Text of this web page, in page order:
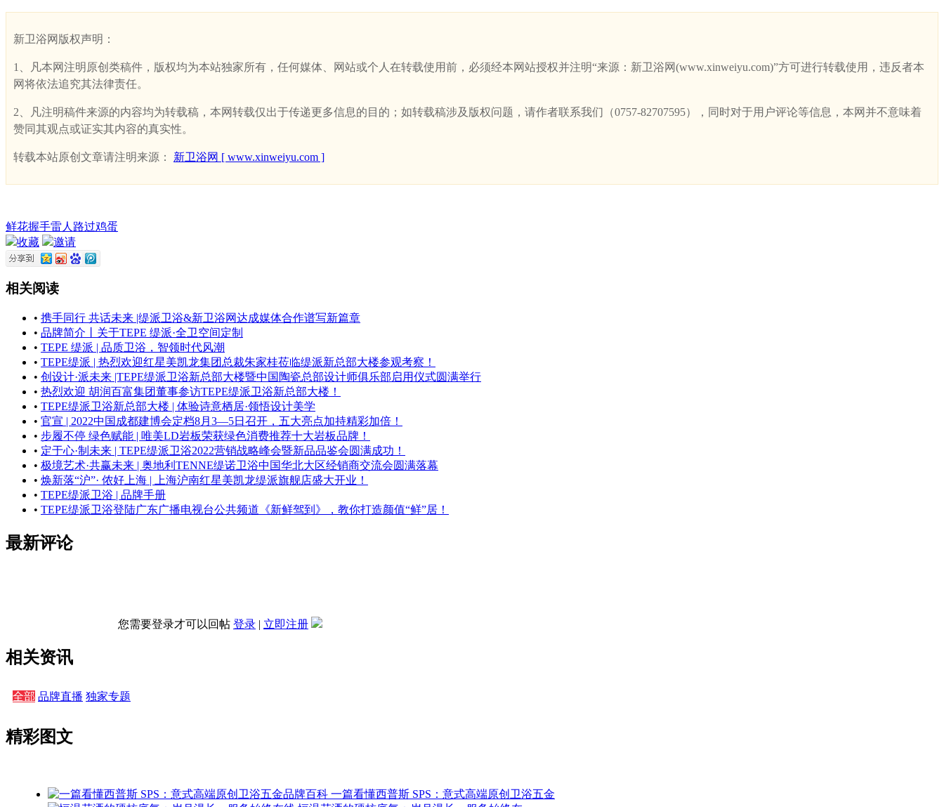
新卫浴网版权声明：
1、凡本网注明原创类稿件，版权均为本站独家所有，任何媒体、网站或个人在转载使用前，必须经本网站授权并注明“来源：新卫浴网(www.xinweiyu.com)”方可进行转载使用，违反者本
网将依法追究其法律责任。
2、凡注明稿件来源的内容均为转载稿，本网转载仅出于传递更多信息的目的；如转载稿涉及版权问题，请作者联系我们（0757-82707595），同时对于用户评论等信息，本网并不意味着
赞同其观点或证实其内容的真实性。
转载本站原创文章请注明来源： 新卫浴网 [ www.xinweiyu.com ]
鲜花握手雷人 路过鸡蛋
收藏
邀请
相关阅读
• 携手同行 共话未来 |缇派卫浴&新卫浴网达成媒体合作谱写新篇章
• 品牌简介丨关于TEPE 缇派·全卫空间定制
• TEPE 缇派 | 品质卫浴，智领时代风潮
• TEPE缇派 | 热烈欢迎红星美凯龙集团总裁朱家桂莅临缇派新总部大楼参观考察！
• 创设计·派未来 |TEPE缇派卫浴新总部大楼暨中国陶瓷总部设计师俱乐部启用仪式圆满举行
• 热烈欢迎 胡润百富集团董事参访TEPE缇派卫浴新总部大楼！
• TEPE缇派卫浴新总部大楼 | 体验诗意栖居·领悟设计美学
• 官宣 | 2022中国成都建博会定档8月3—5日召开，五大亮点加持精彩加倍！
• 步履不停 绿色赋能 | 唯美LD岩板荣获绿色消费推荐十大岩板品牌！
• 定于心·制未来 | TEPE缇派卫浴2022营销战略峰会暨新品品鉴会圆满成功！
• 极境艺术·共赢未来 | 奥地利TENNE缇诺卫浴中国华北大区经销商交流会圆满落幕
• 焕新落“沪”· 侬好上海 | 上海沪南红星美凯龙缇派旗舰店盛大开业！
• TEPE缇派卫浴 | 品牌手册
• TEPE缇派卫浴登陆广东广播电视台公共频道《新鲜驾到》，教你打造颜值“鲜”居！
最新评论
您需要登录才可以回帖 登录 | 立即注册
相关资讯
全部 品牌直播 独家专题
精彩图文
一篇看懂西普斯 SPS：意式高端原创卫浴五金